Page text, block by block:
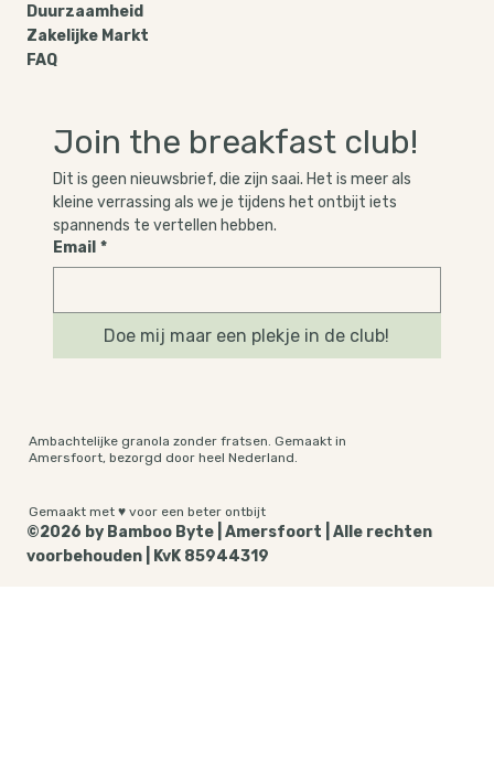
Duurzaamheid
Zakelijke Markt
FAQ
Join the breakfast club!
Dit is geen nieuwsbrief, die zijn saai. Het is meer als
kleine verrassing als we je tijdens het ontbijt iets
spannends te vertellen hebben.
Email *
Doe mij maar een plekje in de club!
Ambachtelijke granola zonder fratsen. Gemaakt in
Amersfoort, bezorgd door heel Nederland.
Gemaakt met ♥ voor een beter ontbijt
©2026 by Bamboo Byte | Amersfoort | Alle rechten
voorbehouden | KvK 85944319